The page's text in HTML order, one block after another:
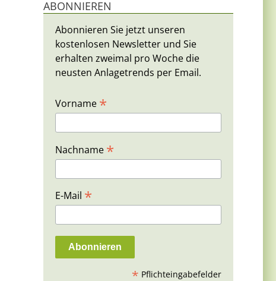
ABONNIEREN
Abonnieren Sie jetzt unseren
kostenlosen Newsletter und Sie
erhalten zweimal pro Woche die
neusten Anlagetrends per Email.
Vorname *
Nachname *
E-Mail *
* Pflichteingabefelder